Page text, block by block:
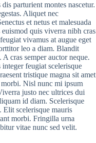
parturient montes nascetur.
Aliquet nec
et netus et malesuada
euismod quis viverra nibh cras
vivamus at augue eget
leo a diam. Blandit
cras semper auctor neque.
feugiat scelerisque
tristique magna sit amet
Nisl nunc mi ipsum
justo nec ultrices dui
id diam. Scelerisque
Elit scelerisque mauris
morbi. Fringilla urna
vitae nunc sed velit.